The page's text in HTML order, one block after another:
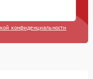
конфиденциальности